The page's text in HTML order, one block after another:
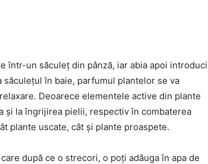
într-un săculeț din pânză, iar abia apoi introduci
săculețul în baie, parfumul plantelor se va
Deoarece elementele active din plante
și la îngrijirea pielii, respectiv în combaterea
plante uscate, cât și plante proaspete.
după ce o strecori, o poți adăuga în apa de